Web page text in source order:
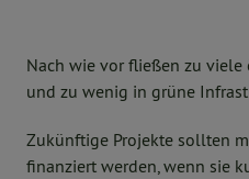
Nach wie vor fließen zu
und zu wenig in grüne
Zukünftige Projekte sollten
finanziert werden, wenn sie